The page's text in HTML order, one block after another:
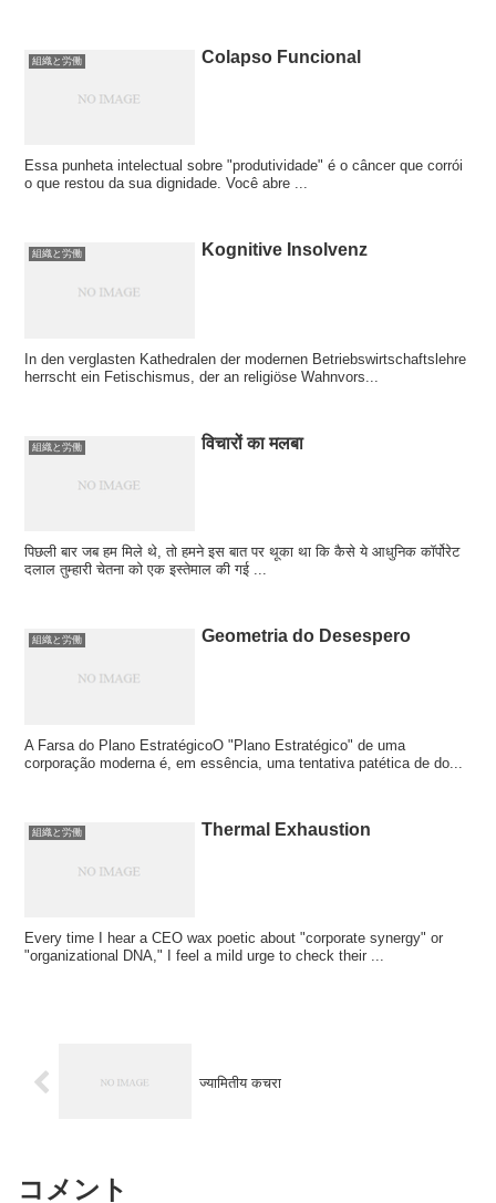
組織と労働 Colapso Funcional
Essa punheta intelectual sobre "produtividade" é o câncer que corrói
o que restou da sua dignidade. Você abre ...
組織と労働 Kognitive Insolvenz
In den verglasten Kathedralen der modernen Betriebswirtschaftslehre
herrscht ein Fetischismus, der an religiöse Wahnvors...
組織と労働 विचारों का मलबा
पिछली बार जब हम मिले थे, तो हमने इस बात पर थूका था कि कैसे ये आधुनिक कॉर्पोरेट
दलाल तुम्हारी चेतना को एक इस्तेमाल की गई ...
組織と労働 Geometria do Desespero
A Farsa do Plano EstratégicoO "Plano Estratégico" de uma
corporação moderna é, em essência, uma tentativa patética de do...
組織と労働 Thermal Exhaustion
Every time I hear a CEO wax poetic about "corporate synergy" or
"organizational DNA," I feel a mild urge to check their ...
ज्यामितीय कचरा
コメント